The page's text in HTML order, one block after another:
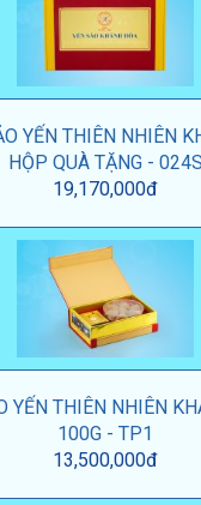
YẾN THIÊN NHIÊN
HỘP QUÀ TẶNG - 024S
19,170,000đ
YẾN THIÊN NHIÊN
100G - TP1
13,500,000đ